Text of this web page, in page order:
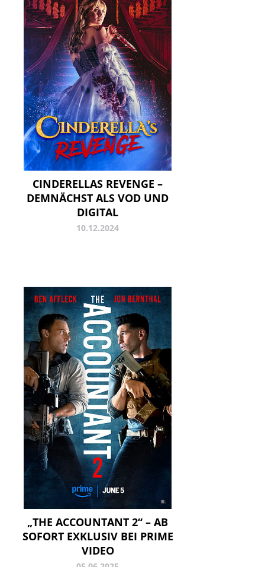
CINDERELLAS REVENGE –
DEMNÄCHST ALS VOD UND
DIGITAL
10.12.2024
„THE ACCOUNTANT 2“ – AB
SOFORT EXKLUSIV BEI PRIME
VIDEO